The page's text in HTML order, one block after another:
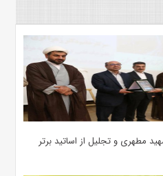
مطهری و تجلیل از اساتید برتر